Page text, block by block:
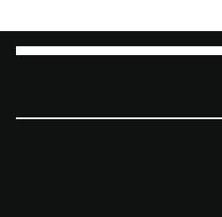
Strategiewahl